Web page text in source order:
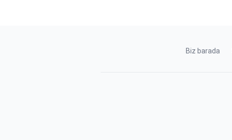
Biz barada